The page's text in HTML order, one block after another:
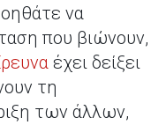
να
που βιώνουν,
έχει δείξει
τη
των άλλων,